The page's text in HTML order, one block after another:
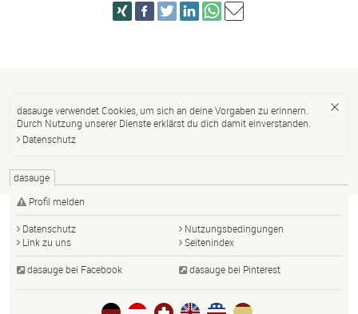
dasauge verwendet Cookies, um sich an deine Vorgaben zu erinnern.
Durch Nutzung unserer Dienste erklärst du dich damit einverstanden.
Datenschutz
dasauge
Profil melden
Datenschutz
Nutzungsbedingungen
Link zu uns
Seitenindex
dasauge bei Facebook dasauge bei Pinterest